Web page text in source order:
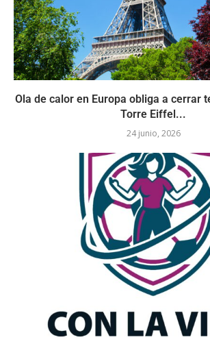
Ola de calor en Europa obliga a cerrar
Torre Eiffel...
24 junio, 2026